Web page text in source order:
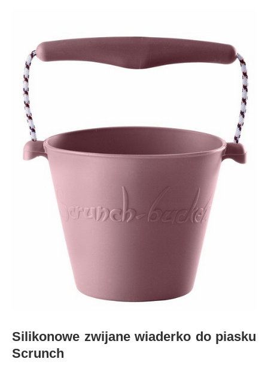
Silikonowe zwijane wiaderko do piasku
Scrunch